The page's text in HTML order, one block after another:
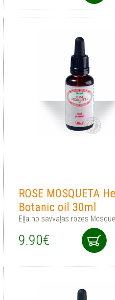
ROSE MOSQUETA
Botanic oil 30ml
Eļļa no savvaļas rozes
9.90€